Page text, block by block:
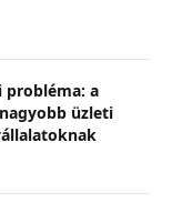
probléma: a
üzleti